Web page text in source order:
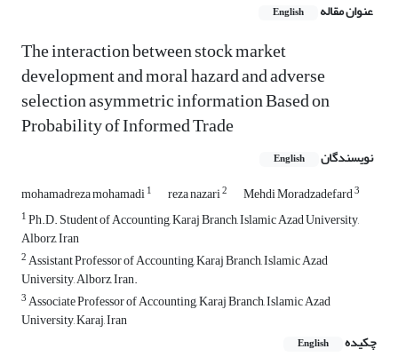
عنوان مقاله English
The interaction between stock market
development and moral hazard and adverse
selection asymmetric information Based on
Probability of Informed Trade
نویسندگان English
mohamadreza mohamadi1 reza nazari2 Mehdi Moradzadefard3
1Ph.D. Student of Accounting, Karaj Branch, Islamic Azad University,
Alborz, Iran
2Assistant Professor of Accounting, Karaj Branch, Islamic Azad
University, Alborz, Iran.
3Associate Professor of Accounting, Karaj Branch, Islamic Azad
University, Karaj, Iran
چکیده
English